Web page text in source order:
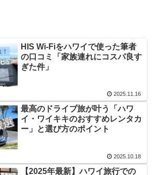
HIS Wi-Fiをハワイで使った筆者
の口コミ「家族連れにコスパ良す
ぎた件」
2025.11.16
最高のドライブ旅が叶う「ハワ
イ・ワイキキのおすすめレンタカ
ー」と選び方のポイント
2025.10.18
【2025年最新】ハワイ旅行での